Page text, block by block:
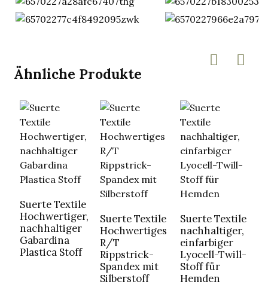
Ähnliche Produkte
Suerte Textile
Hochwertiger,
nachhaltiger
Gabardina
Plastica Stoff
Suerte Textile
Hochwertiges
R/T
Rippstrick-
Spandex mit
Silberstoff
Suerte Textile
nachhaltiger,
einfarbiger
Lyocell-Twill-
Stoff für
Hemden